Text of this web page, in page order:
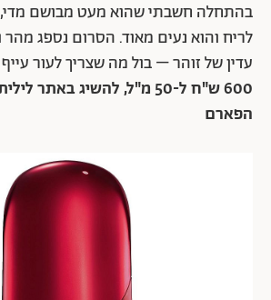
בהתחלה חשבתי שהוא מעט מבושם
לריח והוא נעים מאוד. הסרום נספג
עדין של זוהר – בול מה שצריך לעור
600 ש"ח ל-50 מ"ל, להשיג באתר
הפארם